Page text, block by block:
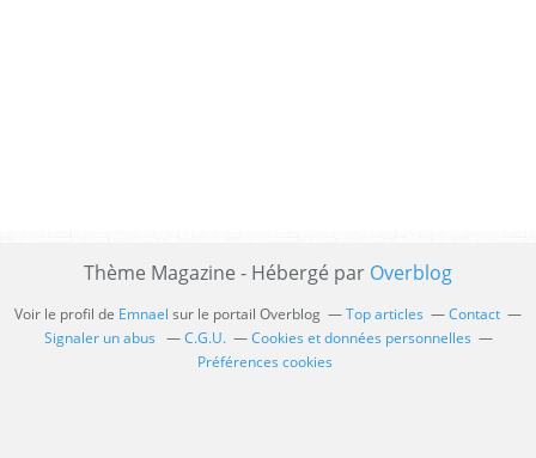
Thème Magazine - Hébergé par Overblog
Voir le profil de Emnael sur le portail Overblog Top articles
Contact
Signaler un abus
C.G.U.
Cookies et données personnelles
Préférences cookies